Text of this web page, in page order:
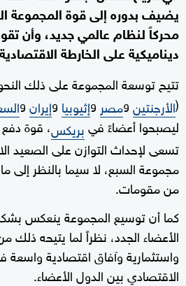
يضيف بدوره إلى قوة المجموعة
محركاً لنظام عالمي جديد، وأن
ديناميكية على الخارطة
تتيح توسعة المجموعة على ذلك
(الأرجنتينومصر وإثيوبيا وإيرانو
ليصبحوا أعضاءً فيبريكس، قوة
تسعى لإحداث التوازن على الصعيد
مجموعة السبع، لا سيما بالنظر إلى
من مقومات.
كما أن توسيع المجموعة ينعكس
الأعضاء الجدد، نظراً لما يتيحه
واستثمارية وآفاق اقتصادية واسعة
الاقتصادي بين الدول الأعضاء.